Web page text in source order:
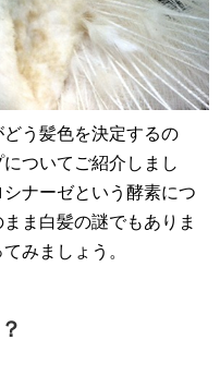
う髪色を決定するの
ついてご紹介しまし
ナーゼという酵素につ
ま白髪の謎でもありま
みましょう。